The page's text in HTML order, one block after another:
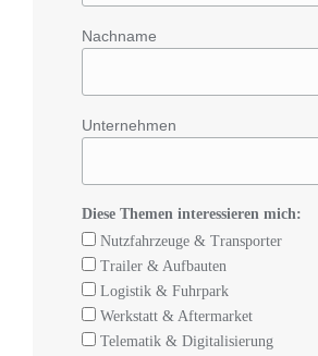
Nachname
Unternehmen
Diese Themen interessieren mich:
Nutzfahrzeuge & Transporter
Trailer & Aufbauten
Logistik & Fuhrpark
Werkstatt & Aftermarket
Telematik & Digitalisierung